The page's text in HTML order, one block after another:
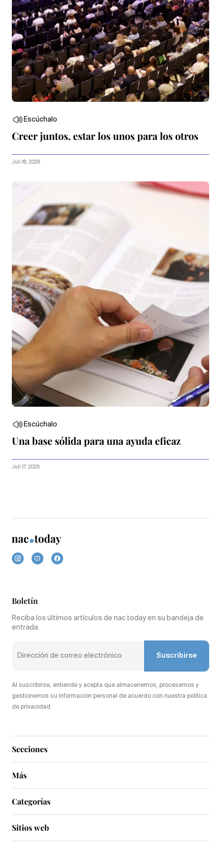
Escúchalo
Creer juntos, estar los unos para los otros
Juli 18, 2026
Escúchalo
Una base sólida para una ayuda eficaz
Juli 17, 2026
Secciones
Más
Boletín
Reciba los últimos artículos de nac.today en su bandeja de
entrada.
Suscribirse
Al suscribirse, entiende y acepta que almacenemos, procesemos y
gestionemos su información personal de acuerdo con nuestra política
de privacidad.
Categorías
Sitios web